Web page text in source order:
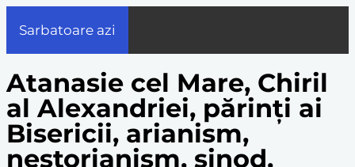
Sarbatoare azi
Atanasie cel Mare, Chiril
al Alexandriei, părinți ai
Bisericii, arianism,
nestorianism, sinod,